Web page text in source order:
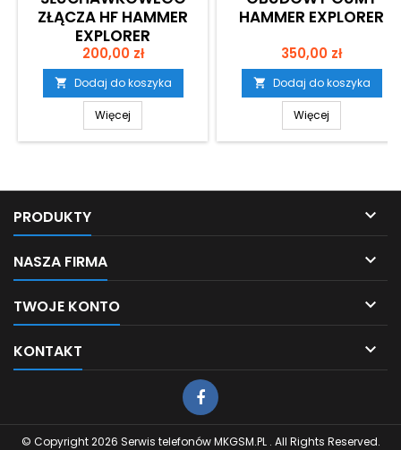
ZŁĄCZA HF HAMMER
EXPLORER
Cena
200,00 zł
 Dodaj do koszyka
Więcej
HAMMER EXPLORER
Cena
350,00 zł
 Dodaj do koszyka
Więcej
PRODUKTY 
NASZA FIRMA 
TWOJE KONTO 
KONTAKT 
© Copyright 2026 Serwis telefonów MKGSM.PL . All Rights Reserved.